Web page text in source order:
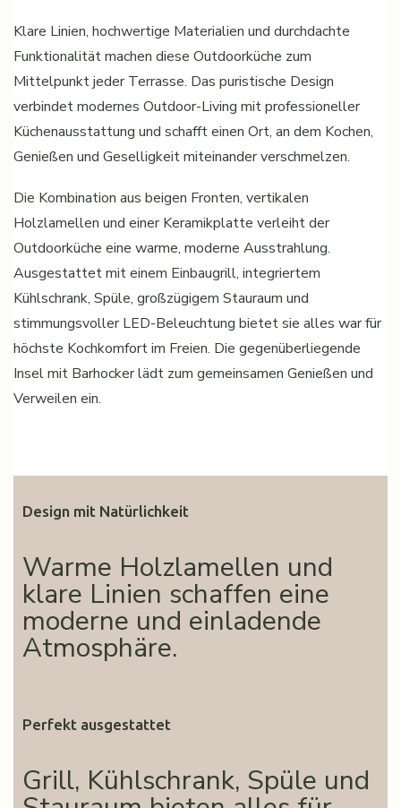
Klare Linien, hochwertige Materialien und durchdachte
Funktionalität machen diese Outdoorküche zum
Mittelpunkt jeder Terrasse. Das puristische Design
verbindet modernes Outdoor-Living mit professioneller
Küchenausstattung und schafft einen Ort, an dem Kochen,
Genießen und Geselligkeit miteinander verschmelzen.
Die Kombination aus beigen Fronten, vertikalen
Holzlamellen und einer Keramikplatte verleiht der
Outdoorküche eine warme, moderne Ausstrahlung.
Ausgestattet mit einem Einbaugrill, integriertem
Kühlschrank, Spüle, großzügigem Stauraum und
stimmungsvoller LED-Beleuchtung bietet sie alles war für
höchste Kochkomfort im Freien. Die gegenüberliegende
Insel mit Barhocker lädt zum gemeinsamen Genießen und
Verweilen ein.
Design mit Natürlichkeit
Warme Holzlamellen und
klare Linien schaffen eine
moderne und einladende
Atmosphäre.
Perfekt ausgestattet
Grill, Kühlschrank, Spüle und